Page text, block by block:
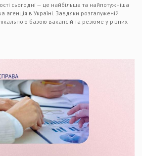
сьогодні — це найбільша та найпотужніша
агенція в Україні. Завдяки розгалуженій
базою вакансій та резюме у різних